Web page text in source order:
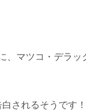
、マツコ・デラッ
されるそうです！